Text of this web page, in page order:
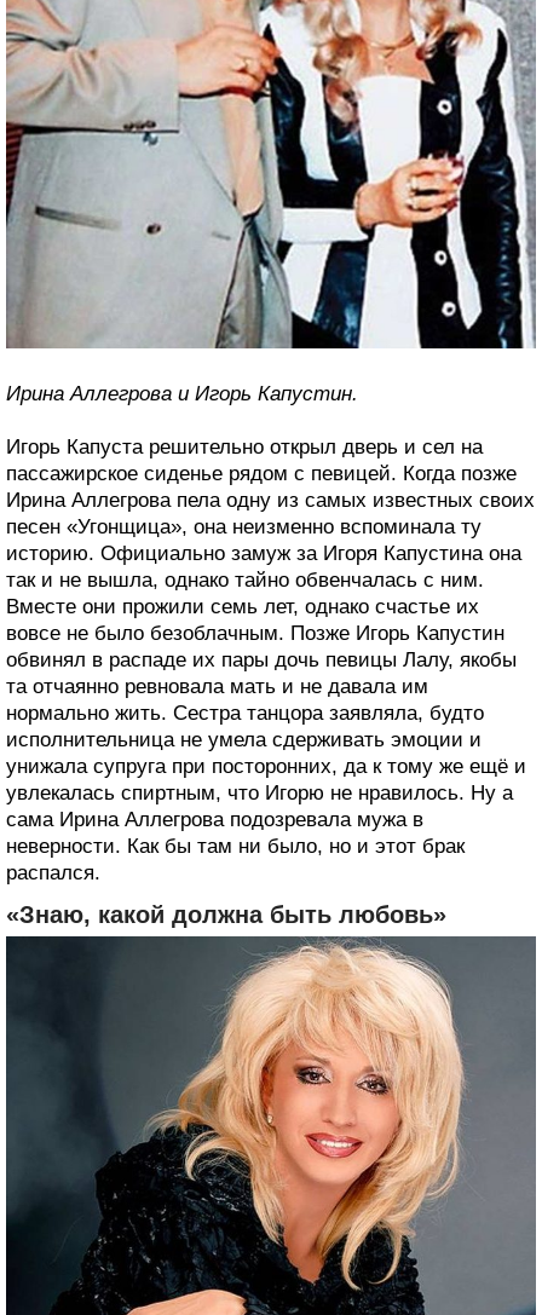
Ирина Аллегрова и Игорь Капустин.
Игорь Капуста решительно открыл дверь и сел на
пассажирское сиденье рядом с певицей. Когда позже
Ирина Аллегрова пела одну из самых известных своих
песен «Угонщица», она неизменно вспоминала ту
историю. Официально замуж за Игоря Капустина она
так и не вышла, однако тайно обвенчалась с ним.
Вместе они прожили семь лет, однако счастье их
вовсе не было безоблачным. Позже Игорь Капустин
обвинял в распаде их пары дочь певицы Лалу, якобы
та отчаянно ревновала мать и не давала им
нормально жить. Сестра танцора заявляла, будто
исполнительница не умела сдерживать эмоции и
унижала супруга при посторонних, да к тому же ещё и
увлекалась спиртным, что Игорю не нравилось. Ну а
сама Ирина Аллегрова подозревала мужа в
неверности. Как бы там ни было, но и этот брак
распался.
«Знаю, какой должна быть любовь»